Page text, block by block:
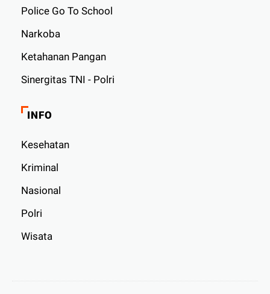
Police Go To School
Narkoba
Ketahanan Pangan
Sinergitas TNI - Polri
INFO
Kesehatan
Kriminal
Nasional
Polri
Wisata